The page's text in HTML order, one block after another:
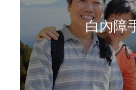
白內障